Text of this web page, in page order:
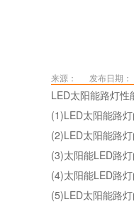
来源： 发布日期
LED太阳能路灯性
(1)LED太阳能路
(2)LED太阳能路
(3)太阳能LED路
(4)太阳能LED路
(5)LED太阳能路